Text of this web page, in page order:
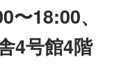
18:00、
4号館4階